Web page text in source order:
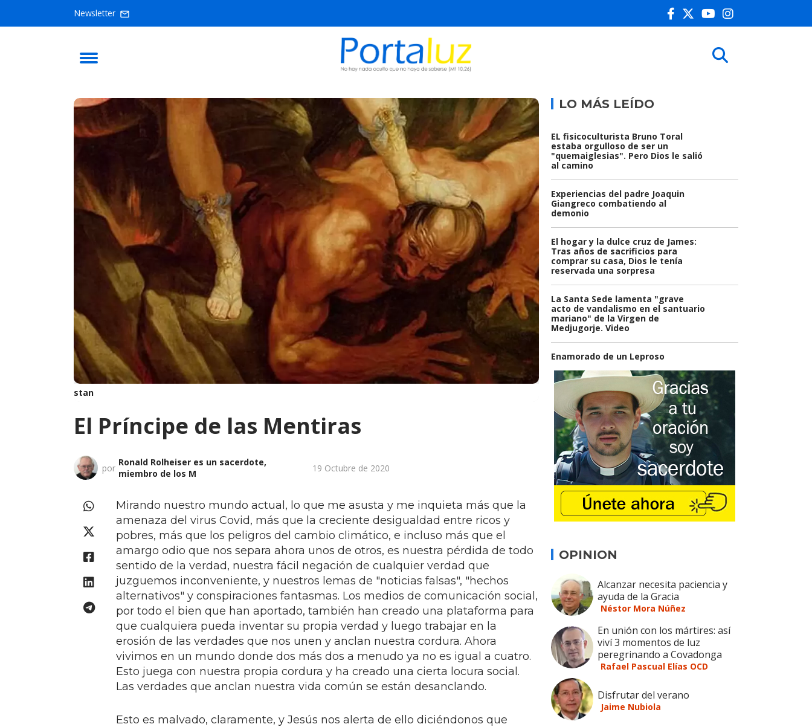
Newsletter
stan
El Príncipe de las Mentiras
por Ronald Rolheiser es un sacerdote,
miembro de los M
19 Octubre de 2020
Mirando nuestro mundo actual, lo que me asusta y me inquieta más que la
amenaza del virus Covid, más que la creciente desigualdad entre ricos y
pobres, más que los peligros del cambio climático, e incluso más que el
amargo odio que nos separa ahora unos de otros, es nuestra pérdida de todo
sentido de la verdad, nuestra fácil negación de cualquier verdad que
juzguemos inconveniente, y nuestros lemas de "noticias falsas", "hechos
alternativos" y conspiraciones fantasmas. Los medios de comunicación social,
por todo el bien que han aportado, también han creado una plataforma para
que cualquiera pueda inventar su propia verdad y luego trabajar en la
erosión de las verdades que nos unen y anclan nuestra cordura. Ahora
vivimos en un mundo donde dos más dos a menudo ya no es igual a cuatro.
Esto juega con nuestra propia cordura y ha creado una cierta locura social.
Las verdades que anclan nuestra vida común se están desanclando.
Esto es malvado, claramente, y Jesús nos alerta de ello diciéndonos que
LO MÁS LEÍDO
EL fisicoculturista Bruno Toral
estaba orgulloso de ser un
"quemaiglesias". Pero Dios le salió
al camino
Experiencias del padre Joaquin
Giangreco combatiendo al
demonio
El hogar y la dulce cruz de James:
Tras años de sacrificios para
comprar su casa, Dios le tenía
reservada una sorpresa
La Santa Sede lamenta "grave
acto de vandalismo en el santuario
mariano" de la Virgen de
Medjugorje. Video
Enamorado de un Leproso
OPINION
Alcanzar necesita paciencia y
ayuda de la Gracia
Néstor Mora Núñez
En unión con los mártires: así
viví 3 momentos de luz
peregrinando a Covadonga
Rafael Pascual Elías OCD
Disfrutar del verano
Jaime Nubiola